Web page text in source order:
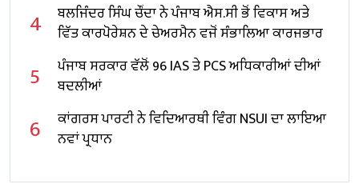
4
ਬਲਜਿੰਦਰ ਸਿੰਘ ਚੌਂਦਾ ਨੇ ਪੰਜਾਬ ਐਸ.ਸੀ ਭੋਂ ਵਿਕਾਸ ਅਤੇ
ਵਿੱਤ ਕਾਰਪੋਰੇਸ਼ਨ ਦੇ ਚੇਅਰਮੈਨ ਵਜੋਂ ਸੰਭਾਲਿਆ ਕਾਰਜਭਾਰ
5
ਪੰਜਾਬ ਸਰਕਾਰ ਵੱਲੋਂ 96 IAS ਤੇ PCS ਅਧਿਕਾਰੀਆਂ ਦੀਆਂ
ਬਦਲੀਆਂ
6
ਕਾਂਗਰਸ ਪਾਰਟੀ ਨੇ ਵਿਦਿਆਰਥੀ ਵਿੰਗ NSUI ਦਾ ਲਾਇਆ
ਨਵਾਂ ਪ੍ਰਧਾਨ